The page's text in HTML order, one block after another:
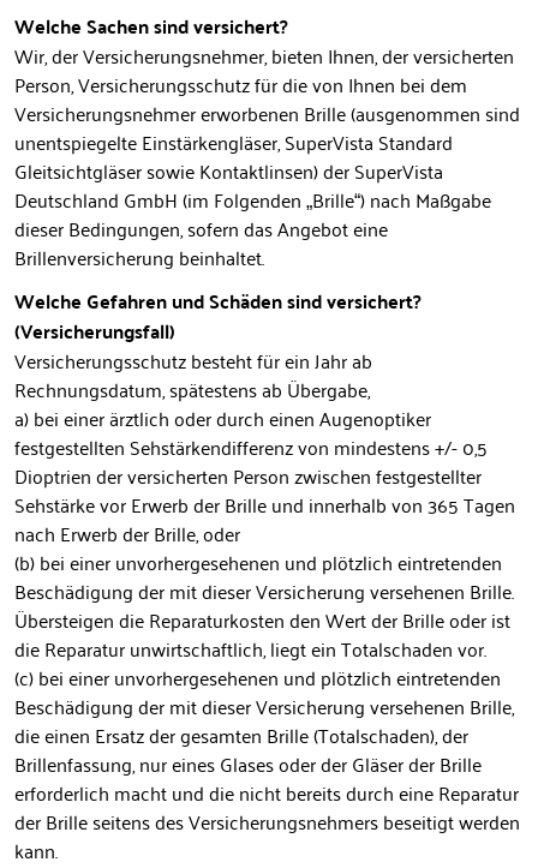
Welche Sachen sind versichert?
Wir, der Versicherungsnehmer, bieten Ihnen, der versicherten
Person, Versicherungsschutz für die von Ihnen bei dem
Versicherungsnehmer erworbenen Brille (ausgenommen sind
unentspiegelte Einstärkengläser, SuperVista Standard
Gleitsichtgläser sowie Kontaktlinsen) der SuperVista
Deutschland GmbH (im Folgenden „Brille“) nach Maßgabe
dieser Bedingungen, sofern das Angebot eine
Brillenversicherung beinhaltet.
Welche Gefahren und Schäden sind versichert?
(Versicherungsfall)
Versicherungsschutz besteht für ein Jahr ab
Rechnungsdatum, spätestens ab Übergabe,
a) bei einer ärztlich oder durch einen Augenoptiker
festgestellten Sehstärkendifferenz von mindestens +/- 0,5
Dioptrien der versicherten Person zwischen festgestellter
Sehstärke vor Erwerb der Brille und innerhalb von 365 Tagen
nach Erwerb der Brille, oder
(b) bei einer unvorhergesehenen und plötzlich eintretenden
Beschädigung der mit dieser Versicherung versehenen Brille.
Übersteigen die Reparaturkosten den Wert der Brille oder ist
die Reparatur unwirtschaftlich, liegt ein Totalschaden vor.
(c) bei einer unvorhergesehenen und plötzlich eintretenden
Beschädigung der mit dieser Versicherung versehenen Brille,
die einen Ersatz der gesamten Brille (Totalschaden), der
Brillenfassung, nur eines Glases oder der Gläser der Brille
erforderlich macht und die nicht bereits durch eine Reparatur
der Brille seitens des Versicherungsnehmers beseitigt werden
kann.